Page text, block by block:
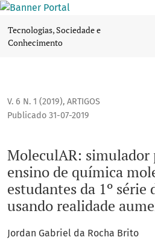
Tecnologias, Sociedade e
Conhecimento
V. 6 N. 1 (2019), ARTIGOS
MoleculAR: simulador
ensino de química
estudantes da 1º série
usando realidade
Publicado 31-07-2019
Jordan Gabriel da Rocha Brito